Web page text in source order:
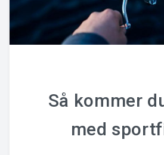
Så kommer
med